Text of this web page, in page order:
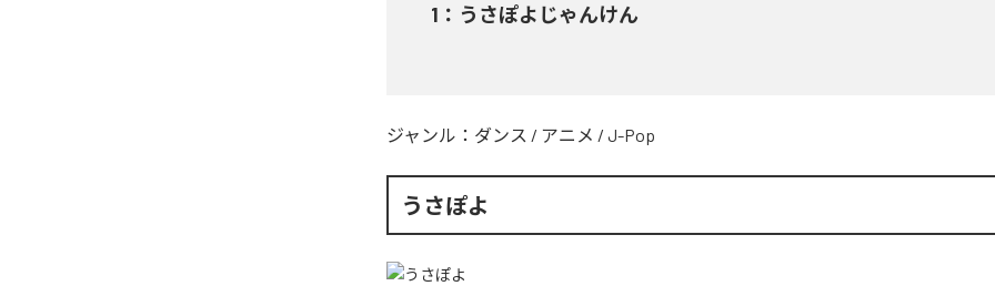
1 ： うさぽよじゃんけん
ジャンル： ダンス / アニメ / J-Pop
うさぽよ